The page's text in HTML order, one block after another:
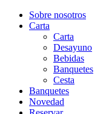
Sobre nosotros
Carta
Carta
Desayuno
Bebidas
Banquetes
Cesta
Banquetes
Novedad